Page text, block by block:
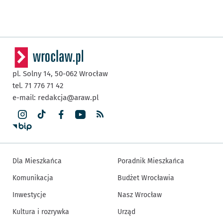
pl. Solny 14, 50-062 Wrocław
tel. 71 776 71 42
e-mail: redakcja@araw.pl
Dla Mieszkańca
Komunikacja
Inwestycje
Kultura i rozrywka
Poradnik Mieszkańca
Budżet Wrocławia
Nasz Wrocław
Urząd